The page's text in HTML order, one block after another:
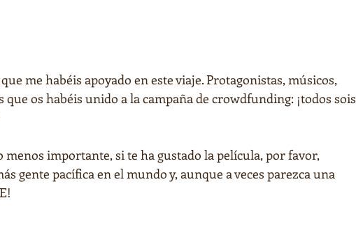
me habéis apoyado en este viaje. Protagonistas, músicos,
os habéis unido a la campaña de crowdfunding: ¡todos sois
importante, si te ha gustado la película, por favor,
gente pacífica en el mundo y, aunque a veces parezca una